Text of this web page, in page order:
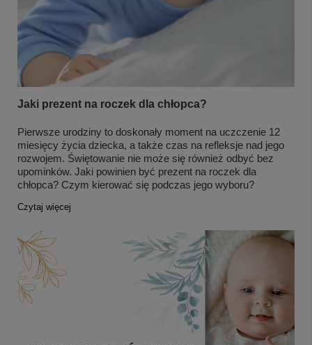
Jaki prezent na roczek dla chłopca?
Pierwsze urodziny to doskonały moment na uczczenie 12
miesięcy życia dziecka, a także czas na refleksje nad jego
rozwojem. Świętowanie nie może się również odbyć bez
upominków. Jaki powinien być prezent na roczek dla
chłopca? Czym kierować się podczas jego wyboru?
Czytaj więcej